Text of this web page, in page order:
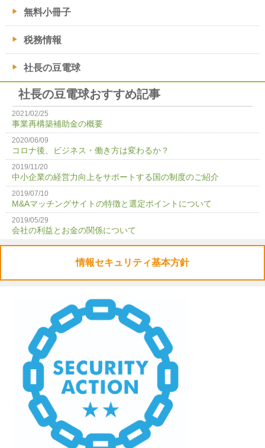
無料小冊子
税務情報
社長の豆電球
社長の豆電球おすすめ記事
2021/02/25
事業再構築補助金の概要
2020/06/09
コロナ後、ビジネス・働き方は変わるか？
2019/11/20
中小企業の経営力向上をサポートする国の制度のご紹介
2019/07/10
M&Aマッチングサイトの特徴と選定ポイントについて
2019/05/29
会社の利益とお金の関係について
情報セキュリティ基本方針